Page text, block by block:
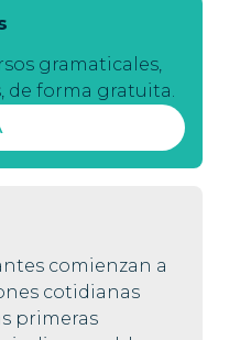
gramaticales,
de forma gratuita.
comienzan a
cotidianas
primeras